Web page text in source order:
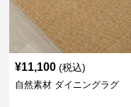
¥11,100 (税込)
自然素材 ダイニングラグ